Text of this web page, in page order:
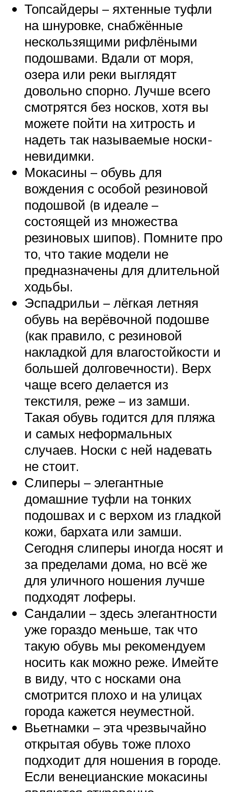
Топсайдеры – яхтенные туфли
на шнуровке, снабжённые
нескользящими рифлёными
подошвами. Вдали от моря,
озера или реки выглядят
довольно спорно. Лучше всего
смотрятся без носков, хотя вы
можете пойти на хитрость и
надеть так называемые носки-
невидимки.
Мокасины – обувь для
вождения с особой резиновой
подошвой (в идеале –
состоящей из множества
резиновых шипов). Помните про
то, что такие модели не
предназначены для длительной
ходьбы.
Эспадрильи – лёгкая летняя
обувь на верёвочной подошве
(как правило, с резиновой
накладкой для влагостойкости и
большей долговечности). Верх
чаще всего делается из
текстиля, реже – из замши.
Такая обувь годится для пляжа
и самых неформальных
случаев. Носки с ней надевать
не стоит.
Слиперы – элегантные
домашние туфли на тонких
подошвах и с верхом из гладкой
кожи, бархата или замши.
Сегодня слиперы иногда носят и
за пределами дома, но всё же
для уличного ношения лучше
подходят лоферы.
Сандалии – здесь элегантности
уже гораздо меньше, так что
такую обувь мы рекомендуем
носить как можно реже. Имейте
в виду, что с носками она
смотрится плохо и на улицах
города кажется неуместной.
Вьетнамки – эта чрезвычайно
открытая обувь тоже плохо
подходит для ношения в городе.
Если венецианские мокасины